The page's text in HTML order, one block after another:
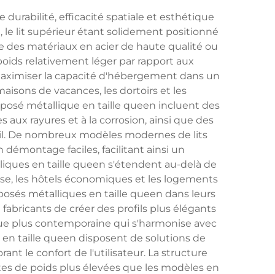
durabilité, efficacité spatiale et esthétique
le lit supérieur étant solidement positionné
matériaux en acier de haute qualité ou
relativement léger par rapport aux
la capacité d'hébergement dans un
de vacances, les dortoirs et les
métallique en taille queen incluent des
rayures et à la corrosion, ainsi que des
De nombreux modèles modernes de lits
faciles, facilitant ainsi un
en taille queen s'étendent au-delà de
les hôtels économiques et les logements
métalliques en taille queen dans leurs
de créer des profils plus élégants
plus contemporaine qui s'harmonise avec
taille queen disposent de solutions de
le confort de l'utilisateur. La structure
de poids plus élevées que les modèles en